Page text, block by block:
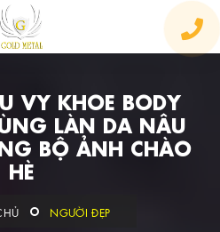
VY KHOE BODY
LÀN DA NÂU
BỘ ẢNH CHÀO
HÈ
NGƯỜI ĐẸP